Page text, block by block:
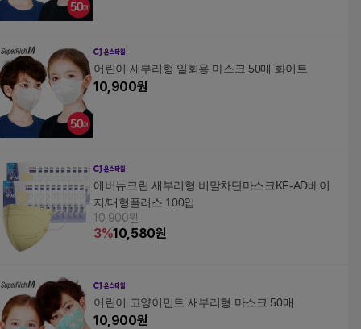
어린이 새부리형 일회용 마스크 50매 화이트
10,900원
에버뉴크린 새부리형 비말차단마스크KF-AD베이
지/대형플러스 100입
10,900원
3%10,580원
어린이 고양이민트 새부리형 마스크 50매
10,900원